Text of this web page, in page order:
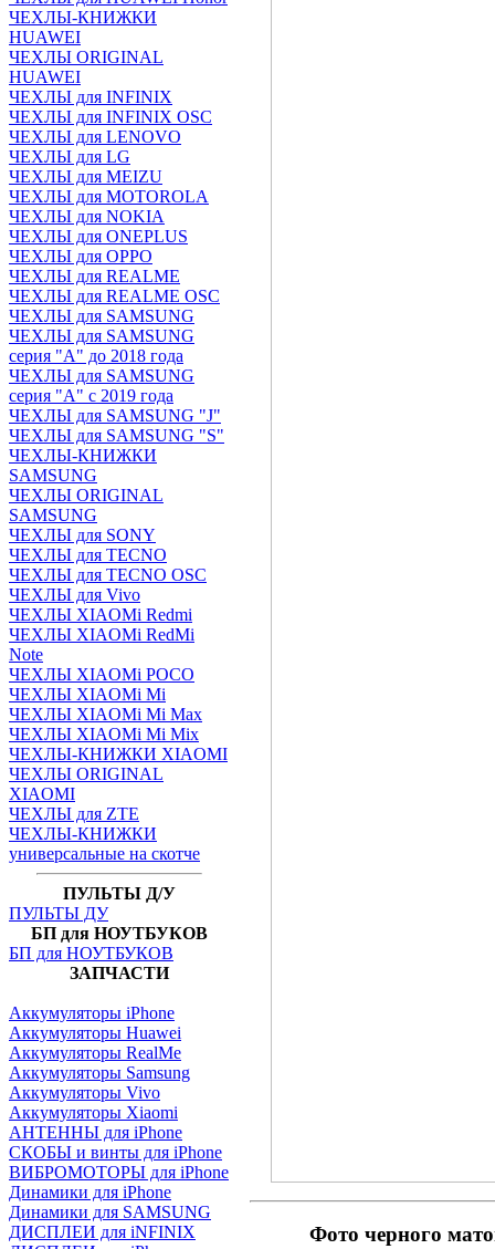
ЧЕХЛЫ-КНИЖКИ
HUAWEI
ЧЕХЛЫ ORIGINAL
HUAWEI
ЧЕХЛЫ для INFINIX
ЧЕХЛЫ для INFINIX OSC
ЧЕХЛЫ для LENOVO
ЧЕХЛЫ для LG
ЧЕХЛЫ для MEIZU
ЧЕХЛЫ для MOTOROLA
ЧЕХЛЫ для NOKIA
ЧЕХЛЫ для ONEPLUS
ЧЕХЛЫ для OPPO
ЧЕХЛЫ для REALME
ЧЕХЛЫ для REALME OSC
ЧЕХЛЫ для SAMSUNG
ЧЕХЛЫ для SAMSUNG
серия "A" до 2018 года
ЧЕХЛЫ для SAMSUNG
серия "A" с 2019 года
ЧЕХЛЫ для SAMSUNG "J"
ЧЕХЛЫ для SAMSUNG "S"
ЧЕХЛЫ-КНИЖКИ
SAMSUNG
ЧЕХЛЫ ORIGINAL
SAMSUNG
ЧЕХЛЫ для SONY
ЧЕХЛЫ для TECNO
ЧЕХЛЫ для TECNO OSC
ЧЕХЛЫ для Vivo
ЧЕХЛЫ XIAOMi Redmi
ЧЕХЛЫ XIAOMi RedMi
Note
ЧЕХЛЫ XIAOMi POCO
ЧЕХЛЫ XIAOMi Mi
ЧЕХЛЫ XIAOMi Mi Max
ЧЕХЛЫ XIAOMi Mi Mix
ЧЕХЛЫ-КНИЖКИ XIAOMI
ЧЕХЛЫ ORIGINAL
XIAOMI
ЧЕХЛЫ для ZTE
ЧЕХЛЫ-КНИЖКИ
универсальные на скотче
ПУЛЬТЫ Д/У
ПУЛЬТЫ ДУ
БП для НОУТБУКОВ
БП для НОУТБУКОВ
ЗАПЧАСТИ
Аккумуляторы iPhone
Аккумуляторы Huawei
Аккумуляторы RealMe
Аккумуляторы Samsung
Аккумуляторы Vivo
Аккумуляторы Xiaomi
АНТЕННЫ для iPhone
СКОБЫ и винты для iPhone
ВИБРОМОТОРЫ для iPhone
Динамики для iPhone
Динамики для SAMSUNG
ДИСПЛЕИ для iNFINIX
Фото черного